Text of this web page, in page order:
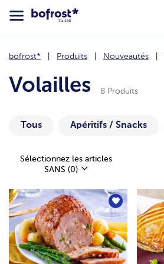
bofrost* Produits Nouveautés
Volailles 8 Produits
Tous Apéritifs / Snacks
Sélectionnez les articles
SANS (0)